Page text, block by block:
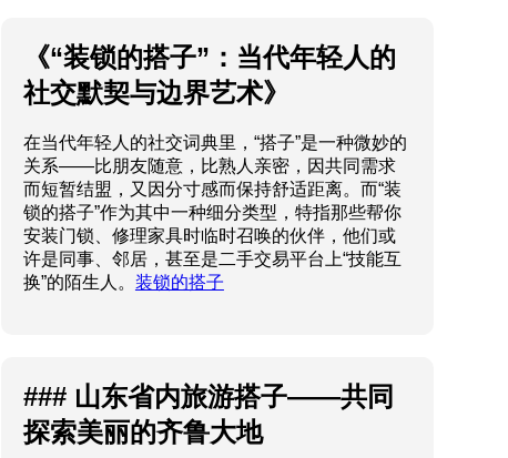
《“装锁的搭子”：当代年轻人的
社交默契与边界艺术》
在当代年轻人的社交词典里，“搭子”是一种微妙的
关系——比朋友随意，比熟人亲密，因共同需求
而短暂结盟，又因分寸感而保持舒适距离。而“装
锁的搭子”作为其中一种细分类型，特指那些帮你
安装门锁、修理家具时临时召唤的伙伴，他们或
许是同事、邻居，甚至是二手交易平台上“技能互
换”的陌生人。 装锁的搭子
### 山东省内旅游搭子——共同
探索美丽的齐鲁大地